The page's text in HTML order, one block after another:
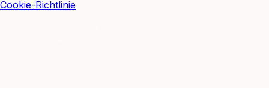
Cookie-Richtlinie